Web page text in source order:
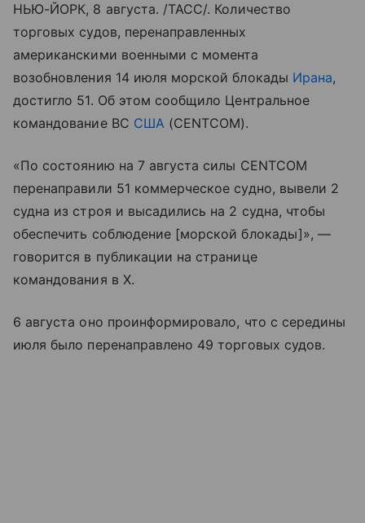
НЬЮ-ЙОРК, 8 августа. /ТАСС/. Количество
торговых судов, перенаправленных
американскими военными с момента
возобновления 14 июля морской блокады Ирана,
достигло 51. Об этом сообщило Центральное
командование ВС США(CENTCOM).
«По состоянию на 7 августа силы CENTCOM
перенаправили 51 коммерческое судно, вывели 2
судна из строя и высадились на 2 судна, чтобы
обеспечить соблюдение [морской блокады]», —
говорится в публикации на странице
командования в X.
6 августа оно проинформировало, что с середины
июля было перенаправлено 49 торговых судов.